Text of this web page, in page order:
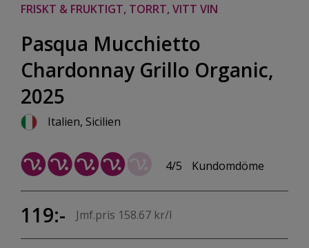
FRISKT & FRUKTIGT, TORRT, VITT VIN
Pasqua Mucchietto
Chardonnay Grillo Organic,
2025
Italien, Sicilien
4/5 Kundomdöme
119:- Jmf.pris 158.67 kr/l